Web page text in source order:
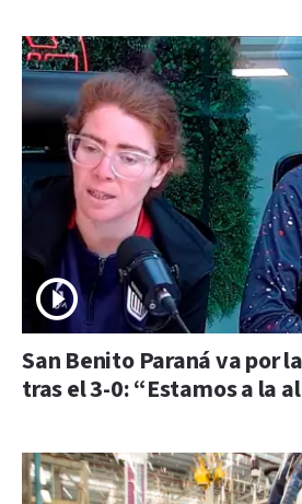
San Benito Paraná va por
tras el 3-0: “Estamos a la